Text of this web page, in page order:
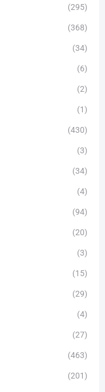
(295)
(368)
(34)
(6)
(2)
(1)
(430)
(3)
(34)
(4)
(94)
(20)
(3)
(15)
(29)
(4)
(27)
(463)
(201)